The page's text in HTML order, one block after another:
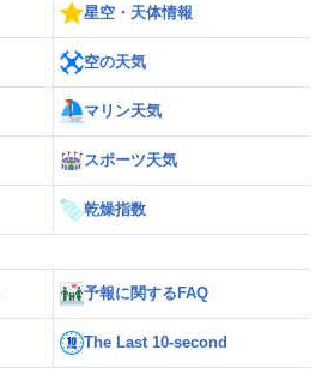
星空・天体情報
空の天気
マリン天気
スポーツ天気
乾燥指数
予報に関するFAQ
The Last 10-second